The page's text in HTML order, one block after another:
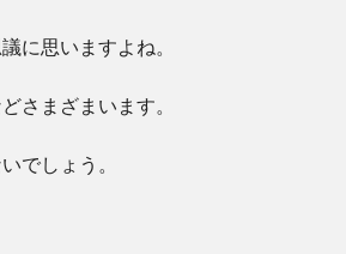
に思いますよね。
さまざまいます。
でしょう。